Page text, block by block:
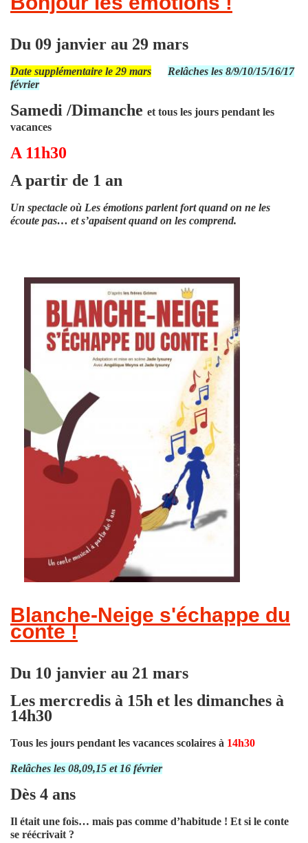
Du 09 janvier au 29 mars
Date supplémentaire le 29 mars
Relâches les 8/9/10/15/16/17
février
Samedi /Dimanche et tous les jours pendant les
vacances
A 11h30
A partir de 1 an
Un spectacle où Les émotions parlent fort quand on ne les
écoute pas… et s’apaisent quand on les comprend.
Blanche-Neige s'échappe du
conte !
Du 10 janvier au 21 mars
Les mercredis à 15h et les dimanches à
14h30
Tous les jours pendant les vacances scolaires à 14h30
Relâches les 08,09,15 et 16 février
Dès 4 ans
Il était une fois… mais pas comme d’habitude ! Et si le conte
se réécrivait ?